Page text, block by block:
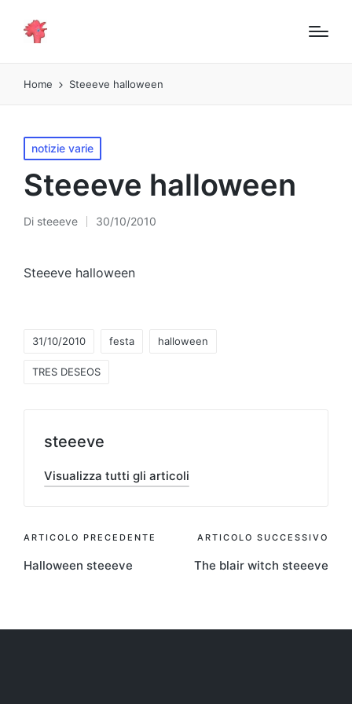
Home Steeeve halloween
Pubblicato
in
notizie varie
Steeeve halloween
Pubblicato
Di steeeve 30/10/2010
Steeeve halloween
31/10/2010 festa halloween
TRES DESEOS
steeeve
Visualizza tutti gli articoli
Navigazione
articoli
ARTICOLO PRECEDENTE
Halloween steeeve
ARTICOLO SUCCESSIVO
The blair witch steeeve